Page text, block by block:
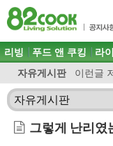
목차
주메뉴 바로가기
컨텐츠 바로가기
검색 바로가기
로그인 바로가기
주메뉴
리빙 푸드 앤 쿠킹 라
자유게시판 이런글
자유게시판
그렇게 난리